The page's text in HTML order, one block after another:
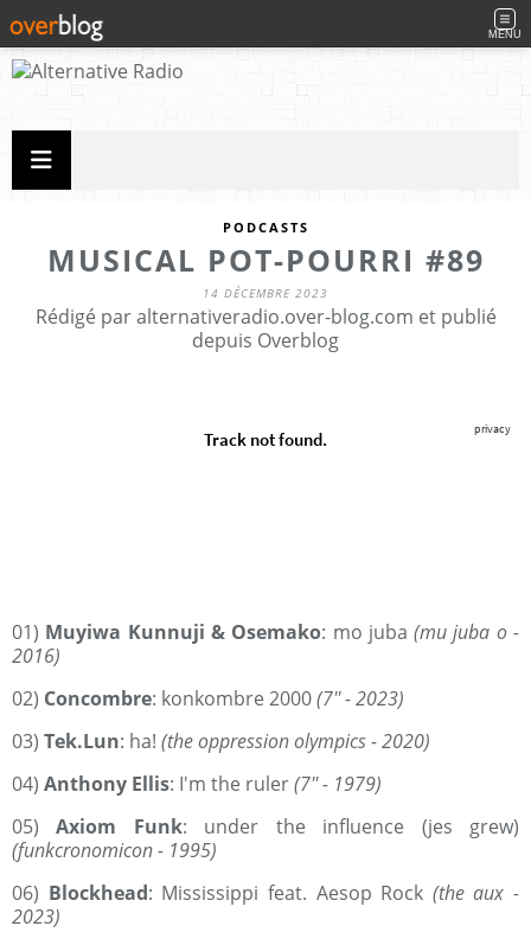
MENU
PODCASTS
MUSICAL POT-POURRI #89
14 DÉCEMBRE 2023
Rédigé par alternativeradio.over-blog.com et publié
depuis Overblog
01) Muyiwa Kunnuji & Osemako: mo juba(mu juba o -
2016)
02) Concombre: konkombre 2000(7'' - 2023)
03) Tek.Lun: ha! (the oppression olympics - 2020)
04) Anthony Ellis: I'm the ruler(7'' - 1979)
05)Axiom Funk: under the influence (jes grew)
(funkcronomicon - 1995)
06) Blockhead: Mississippi feat. Aesop Rock (the aux -
2023)